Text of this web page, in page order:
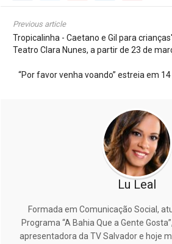
Previous article
Tropicalinha - Caetano e Gil para
Teatro Clara Nunes, a partir de 23 de
“Por favor venha voando” estreia em
Lu Leal
Formada em Comunicação Social,
Programa “A Bahia Que a Gente
apresentadora da TV Salvador e hoje